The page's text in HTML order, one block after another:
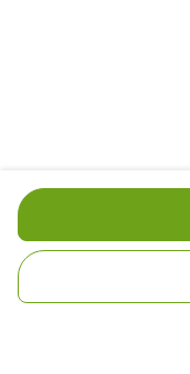
Ingrediënten
1 pot krulpeterselie